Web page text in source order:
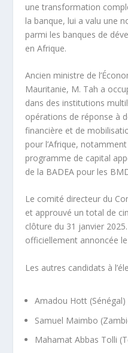
une transformation
la banque, lui a valu une
parmi les banques de
en Afrique.
Ancien ministre de
Mauritanie, M. Tah a
dans des institutions
opérations de réponse à
financière et de
pour l’Afrique,
programme de capital
de la BADEA pour les
Le comité directeur du
et approuvé un total de
clôture du 31 janvier
officiellement annoncée
Les autres candidats à
Amadou Hott (Sénégal)
Samuel Maimbo
Mahamat Abbas Tolli